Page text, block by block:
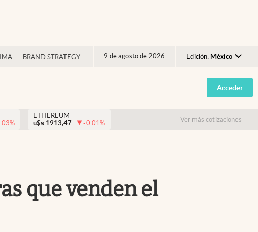
BRAND STRATEGY 9 de agosto de 2026 Edición: México
Argentina
España
USA
Acceder
%
ETHEREUM
u$s 1913,47 -0.01% Ver más cotizaciones
que venden el